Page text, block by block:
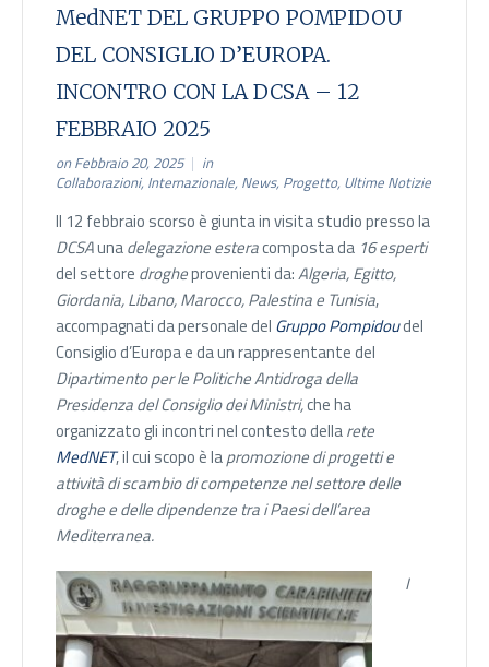
MedNET DEL GRUPPO POMPIDOU
DEL CONSIGLIO D’EUROPA.
INCONTRO CON LA DCSA – 12
FEBBRAIO 2025
on Febbraio 20, 2025
in
Collaborazioni, Internazionale, News, Progetto, Ultime Notizie
Il 12 febbraio scorso è giunta in visita studio presso la
DCSAunadelegazione esteracomposta da 16 esperti
del settore drogheprovenienti da:Algeria, Egitto,
Giordania, Libano, Marocco, Palestina e Tunisia,
accompagnati da personale del Gruppo Pompidoudel
Consiglio d’Europa e da un rappresentante del
Dipartimento per le Politiche Antidroga della
Presidenza del Consiglio dei Ministri,che ha
organizzato gli incontri nel contesto dellarete
MedNET, il cui scopo è lapromozione di progetti e
attività di scambio di competenze nel settore delle
droghe e delle dipendenze tra i Paesi dell’area
Mediterranea.
I